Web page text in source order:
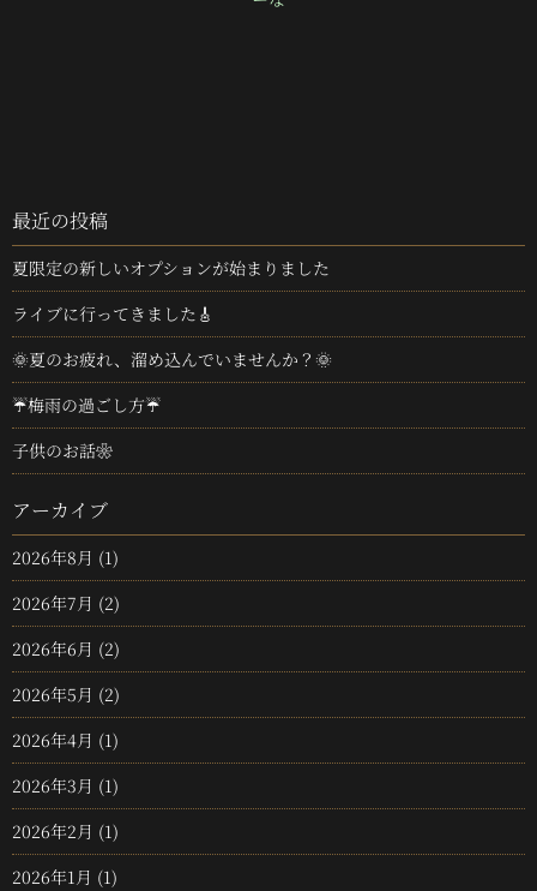
最近の投稿
夏限定の新しいオプションが始まりました
ライブに行ってきました🎸
🌞夏のお疲れ、溜め込んでいませんか？🌞
☔梅雨の過ごし方☔
子供のお話❀
アーカイブ
2026年8月 (1)
2026年7月 (2)
2026年6月 (2)
2026年5月 (2)
2026年4月 (1)
2026年3月 (1)
2026年2月 (1)
2026年1月 (1)